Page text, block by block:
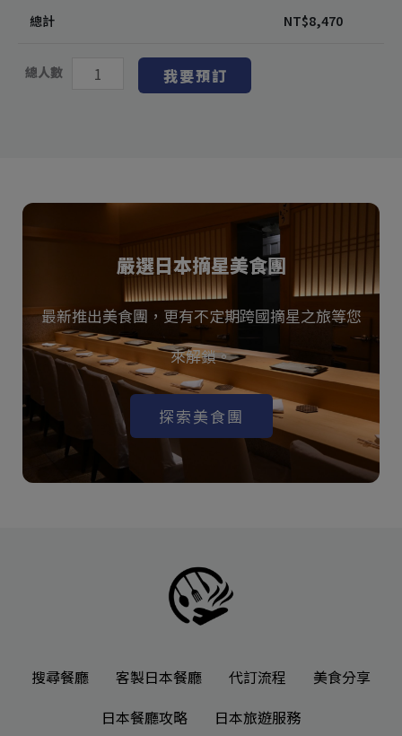
總計 NT$8,470
總人數 我要預訂
嚴選日本摘星美食團
最新推出美食團，更有不定期跨國摘星之旅等您
來解鎖。
探索美食團
搜尋餐廳 客製日本餐廳 代訂流程
美食分享
日本餐廳攻略
日本旅遊服務